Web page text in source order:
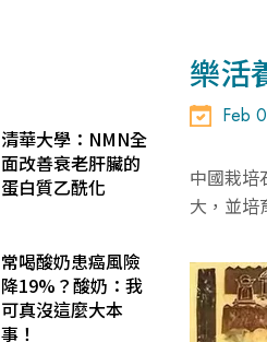
清華大學：NMN全
面改善衰老肝臟的
蛋白質乙酰化
常喝酸奶患癌風險
降19%？酸奶：我
可真沒這麼大本
事！
樂活
Feb
中國栽培
大，並